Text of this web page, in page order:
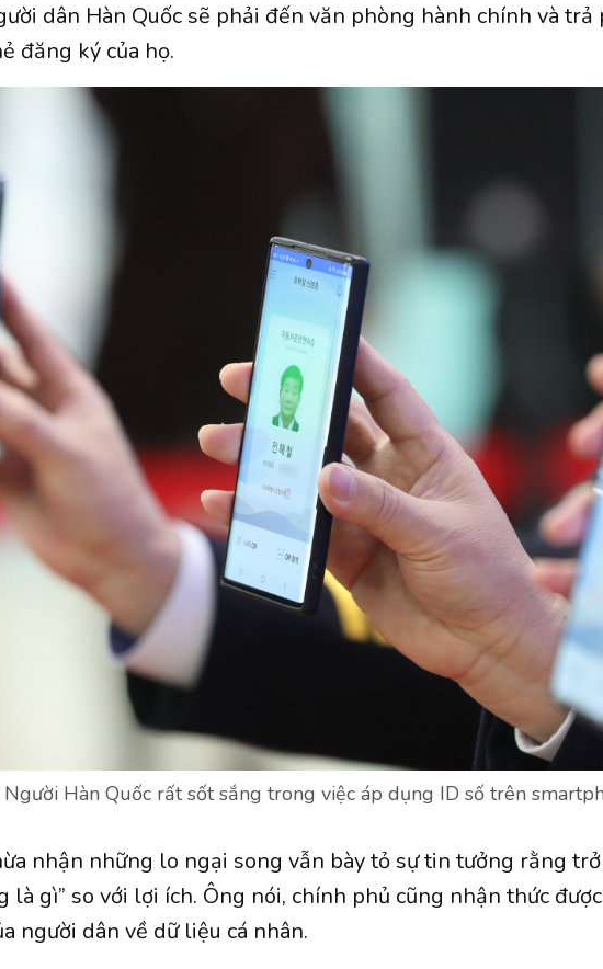
dân Hàn Quốc sẽ phải đến văn phòng hành chính và trả
đăng ký của họ.
Người Hàn Quốc rất sốt sắng trong việc áp dụng ID số trên
nhận những lo ngại song vẫn bày tỏ sự tin tưởng rằng
là gì” so với lợi ích. Ông nói, chính phủ cũng nhận thức
người dân về dữ liệu cá nhân.